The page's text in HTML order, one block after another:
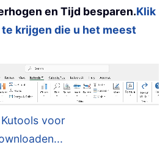
en Tijd besparen.Klik
krijgen die u het meest
voor